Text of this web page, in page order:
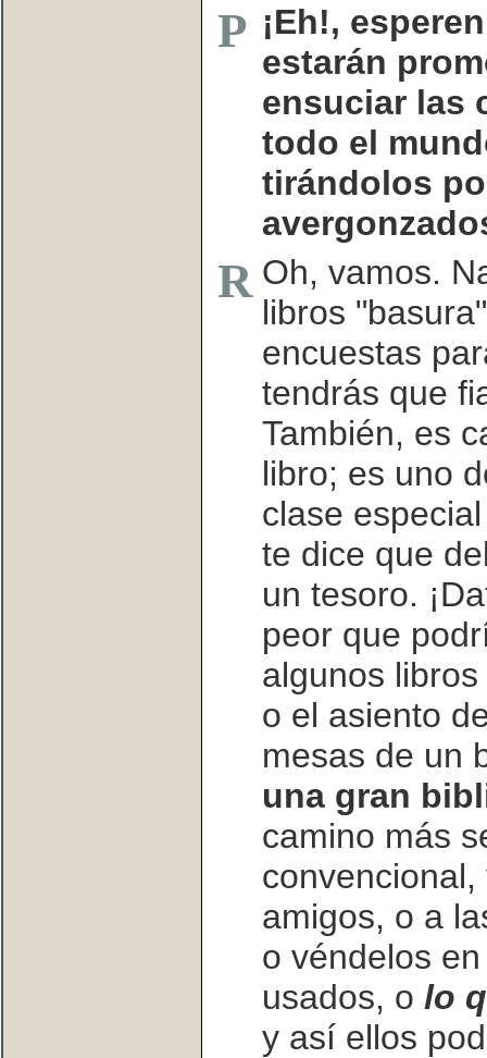
P ¡Eh!,
estarán
ensuciar las
todo el
tirándolos
R Oh, vamos.
libros
encuestas
tendrás que
También, es
libro; es uno
clase
te dice que
un tesoro.
peor que
algunos
o el asiento
mesas de un
una gran
camino más
amigos, o a
o véndelos
usados, o lo
y así ellos